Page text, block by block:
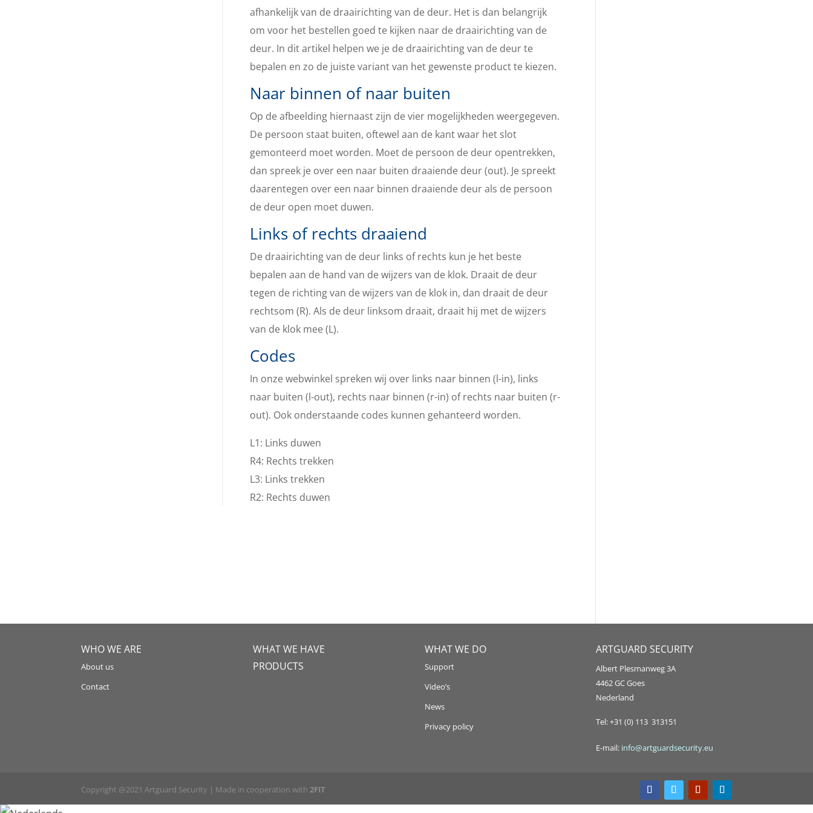
afhankelijk van de draairichting van de deur. Het is dan belangrijk
om voor het bestellen goed te kijken naar de draairichting van de
deur. In dit artikel helpen we je de draairichting van de deur te
bepalen en zo de juiste variant van het gewenste product te kiezen.
Naar binnen of naar buiten
Op de afbeelding hiernaast zijn de vier mogelijkheden weergegeven.
De persoon staat buiten, oftewel aan de kant waar het slot
gemonteerd moet worden. Moet de persoon de deur opentrekken,
dan spreek je over een naar buiten draaiende deur (out). Je spreekt
daarentegen over een naar binnen draaiende deur als de persoon
de deur open moet duwen.
Links of rechts draaiend
De draairichting van de deur links of rechts kun je het beste
bepalen aan de hand van de wijzers van de klok. Draait de deur
tegen de richting van de wijzers van de klok in, dan draait de deur
rechtsom (R). Als de deur linksom draait, draait hij met de wijzers
van de klok mee (L).
Codes
In onze webwinkel spreken wij over links naar binnen (l-in), links
naar buiten (l-out), rechts naar binnen (r-in) of rechts naar buiten (r-
out). Ook onderstaande codes kunnen gehanteerd worden.
L1: Links duwen
R4: Rechts trekken
L3: Links trekken
R2: Rechts duwen
WHO WE ARE
About us
Contact
WHAT WE HAVE
PRODUCTS
WHAT WE DO
Support
Video’s
News
Privacy policy
ARTGUARD SECURITY
Albert Plesmanweg 3A
4462 GC Goes
Nederland
Tel: +31 (0) 113 313151
E-mail: info@artguardsecurity.eu
Copyright @2021 Artguard Security | Made in cooperation with 2FIT